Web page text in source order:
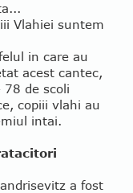
Vlahiei suntem
in care au
acest cantec,
78 de scoli
copiii vlahi au
intai.
a fost